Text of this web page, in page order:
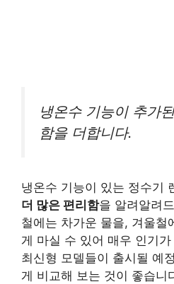
냉온수 기능이 추가
함을 더합니다.
냉온수 기능이 있는 정수기
더 많은 편리함을 알려알려
철에는 차가운 물을, 겨울철
게 마실 수 있어 매우 인기
최신형 모델들이 출시될 예
게 비교해 보는 것이 좋습니